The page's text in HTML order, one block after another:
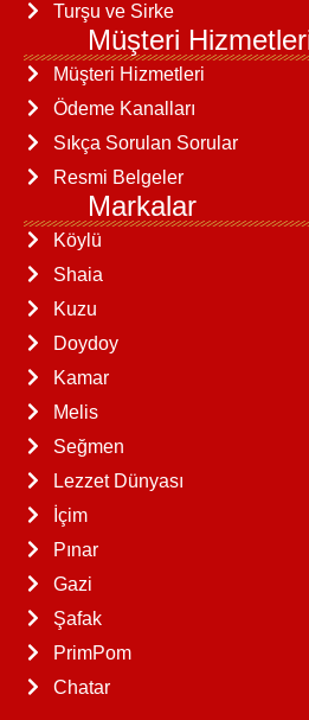
Turşu ve Sirke
Müşteri
Müşteri Hizmetleri
Ödeme Kanalları
Sıkça Sorulan Sorular
Resmi Belgeler
Markalar
Köylü
Shaia
Kuzu
Doydoy
Kamar
Melis
Seğmen
Lezzet Dünyası
İçim
Pınar
Gazi
Şafak
PrimPom
Chatar